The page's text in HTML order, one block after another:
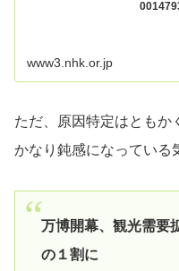
www3.nhk.or.jp
ただ、原因特定はともか
かなり鈍感になっている
万博開幕、観光需
の１割に